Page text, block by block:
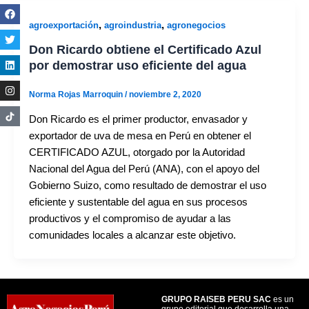
agroexportación, agroindustria, agronegocios
Don Ricardo obtiene el Certificado Azul
por demostrar uso eficiente del agua
Norma Rojas Marroquin /noviembre 2, 2020
Don Ricardo es el primer productor, envasador y
exportador de uva de mesa en Perú en obtener el
CERTIFICADO AZUL, otorgado por la Autoridad
Nacional del Agua del Perú (ANA), con el apoyo del
Gobierno Suizo, como resultado de demostrar el uso
eficiente y sustentable del agua en sus procesos
productivos y el compromiso de ayudar a las
comunidades locales a alcanzar este objetivo.
GRUPO RAISEB PERU SAC es un